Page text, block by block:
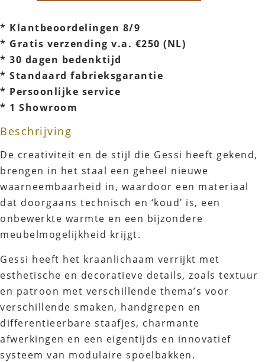
* Klantbeoordelingen 8/9
* Gratis verzending v.a. €250 (NL)
* 30 dagen bedenktijd
* Standaard fabrieksgarantie
* Persoonlijke service
* 1 Showroom
Beschrijving
De creativiteit en de stijl die Gessi heeft gekend,
brengen in het staal een geheel nieuwe
waarneembaarheid in, waardoor een materiaal
dat doorgaans technisch en ‘koud’ is, een
onbewerkte warmte en een bijzondere
meubelmogelijkheid krijgt.
Gessi heeft het kraanlichaam verrijkt met
esthetische en decoratieve details, zoals textuur
en patroon met verschillende thema’s voor
verschillende smaken, handgrepen en
differentieerbare staafjes, charmante
afwerkingen en een eigentijds en innovatief
systeem van modulaire spoelbakken.